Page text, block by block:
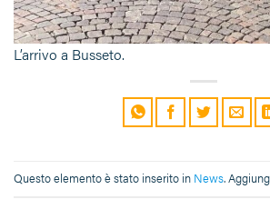
L’arrivo a Busseto.
Questo elemento è stato inserito in News.